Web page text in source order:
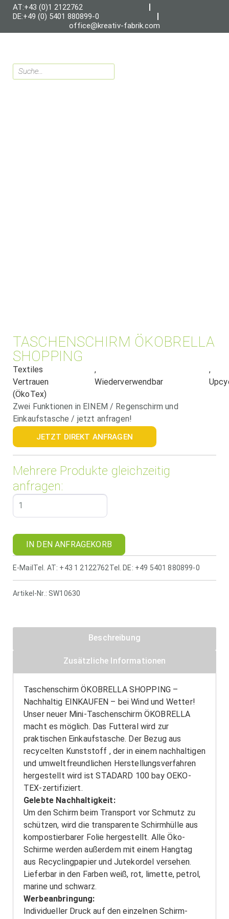
AT:+43 (0)1 2122762
DE:+49 (0) 5401 880899-0
office@kreativ-fabrik.com
TASCHENSCHIRM ÖKOBRELLA
SHOPPING
Textiles
Vertrauen
(ÖkoTex)
,
Wiederverwendbar
,
Zwei Funktionen in EINEM / Regenschirm und
Einkaufstasche / jetzt anfragen!
JETZT DIREKT ANFRAGEN
Mehrere Produkte gleichzeitig
anfragen:
IN DEN ANFRAGEKORB
E-Mail Tel. AT: +43 1 2122762Tel. DE: +49 5401 880899-0
Artikel-Nr.: SW10630
Beschreibung
Zusätzliche Informationen
Taschenschirm ÖKOBRELLA SHOPPING –
Nachhaltig EINKAUFEN – bei Wind und Wetter!
Unser neuer Mini-Taschenschirm ÖKOBRELLA
macht es möglich. Das Futteral wird zur
praktischen Einkaufstasche. Der Bezug aus
recycelten Kunststoff , der in einem nachhaltigen
und umweltfreundlichen Herstellungsverfahren
hergestellt wird ist STADARD 100 bay OEKO-
TEX-zertifiziert.
Gelebte Nachhaltigkeit:
Um den Schirm beim Transport vor Schmutz zu
schützen, wird die transparente Schirmhülle aus
kompostierbarer Folie hergestellt. Alle Öko-
Schirme werden außerdem mit einem Hangtag
aus Recyclingpapier und Jutekordel versehen.
Lieferbar in den Farben weiß, rot, limette, petrol,
marine und schwarz.
Werbeanbringung:
Individueller Druck auf den einzelnen Schirm-